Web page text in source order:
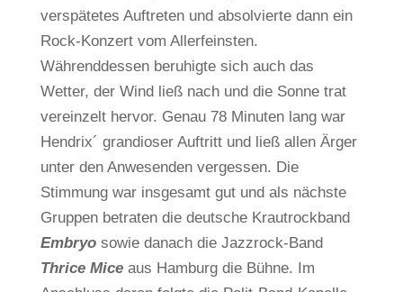
verspätetes Auftreten und absolvierte dann ein
Rock-Konzert vom Allerfeinsten.
Währenddessen beruhigte sich auch das
Wetter, der Wind ließ nach und die Sonne trat
vereinzelt hervor. Genau 78 Minuten lang war
Hendrix´ grandioser Auftritt und ließ allen Ärger
unter den Anwesenden vergessen. Die
Stimmung war insgesamt gut und als nächste
Gruppen betraten die deutsche Krautrockband
Embryosowie danach die Jazzrock-Band
Thrice Miceaus Hamburg die Bühne. Im